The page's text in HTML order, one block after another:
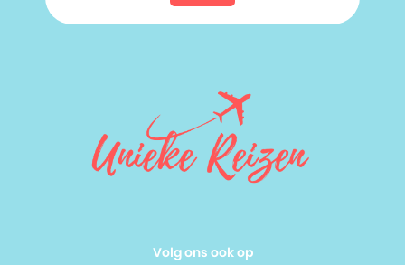
Volg ons ook op